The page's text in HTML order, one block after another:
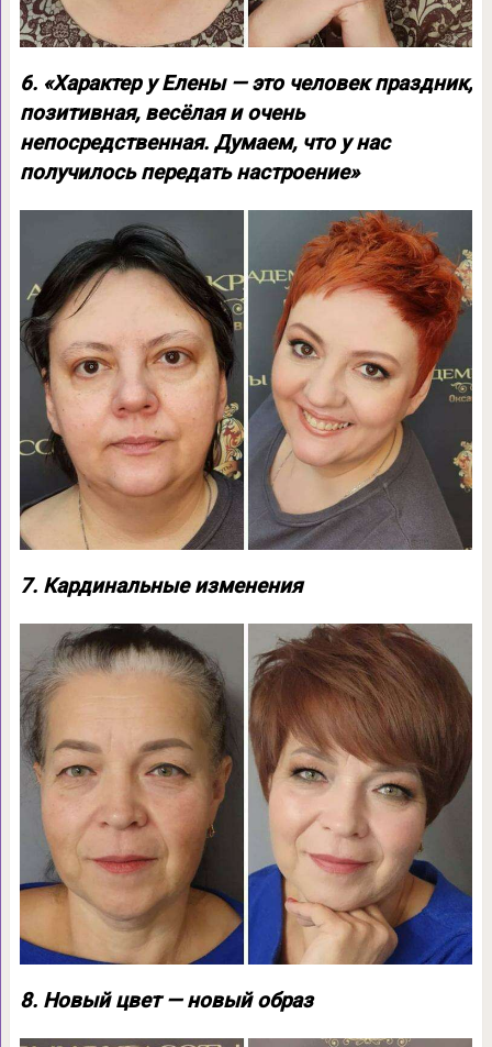
6. «Характер у Елены — это человек праздник,
позитивная, весёлая и очень
непосредственная. Думаем, что у нас
получилось передать настроение»
7. Кардинальные изменения
8. Новый цвет — новый образ